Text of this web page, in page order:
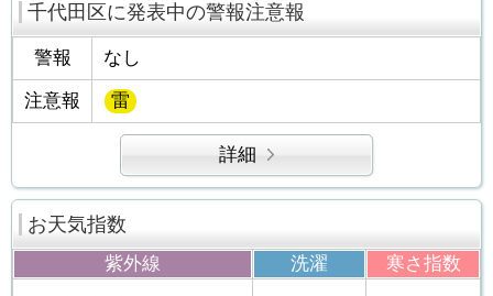
千代田区に発表中の警報注意報
警報 なし
注意報 雷
詳細
お天気指数
紫外線 洗濯 寒さ指数